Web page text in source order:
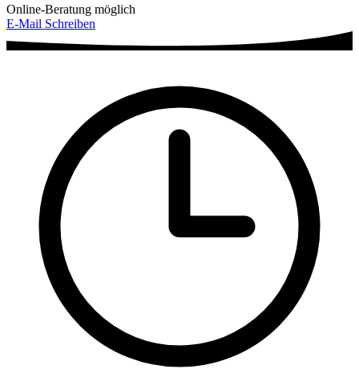
Online-Beratung möglich
E-Mail Schreiben